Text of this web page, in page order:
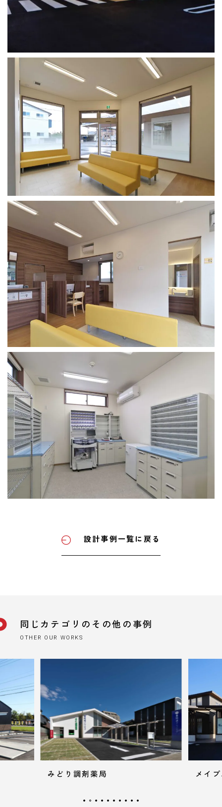
設計事例一覧に戻る
同じカテゴリのその他の事例
OTHER OUR WORKS
みどり調剤薬局 メイ